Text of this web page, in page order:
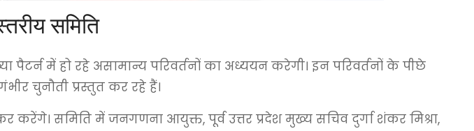
समिति
में हो रहे असामान्य परिवर्तनों का अध्ययन करेगी। इन परिवर्तनों के पीछे
चुनौती प्रस्तुत कर रहे हैं।
करेंगे। समिति में जनगणना आयुक्त, पूर्व उत्तर प्रदेश मुख्य सचिव दुर्गा शंकर मिश्रा,